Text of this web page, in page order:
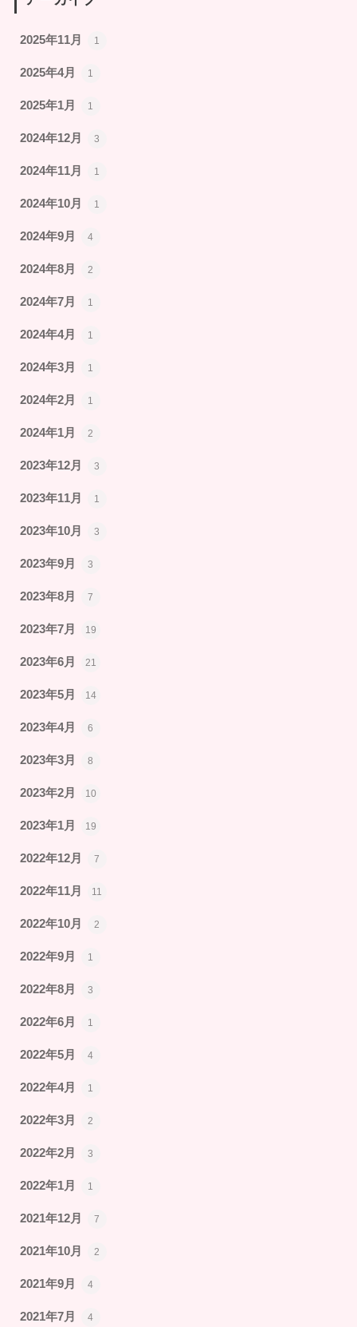
2025年11月 1
2025年4月 1
2025年1月 1
2024年12月 3
2024年11月 1
2024年10月 1
2024年9月 4
2024年8月 2
2024年7月 1
2024年4月 1
2024年3月 1
2024年2月 1
2024年1月 2
2023年12月 3
2023年11月 1
2023年10月 3
2023年9月 3
2023年8月 7
2023年7月 19
2023年6月 21
2023年5月 14
2023年4月 6
2023年3月 8
2023年2月 10
2023年1月 19
2022年12月 7
2022年11月 11
2022年10月 2
2022年9月 1
2022年8月 3
2022年6月 1
2022年5月 4
2022年4月 1
2022年3月 2
2022年2月 3
2022年1月 1
2021年12月 7
2021年10月 2
2021年9月 4
2021年7月 4